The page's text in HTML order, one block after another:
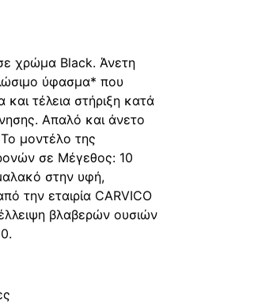
χρώμα Black. Άνετη
ύφασμα* που
τέλεια στήριξη κατά
Απαλό και άνετο
μοντέλο της
σε Μέγεθος: 10
στην υφή,
την εταιρία CARVICO
βλαβερών ουσιών